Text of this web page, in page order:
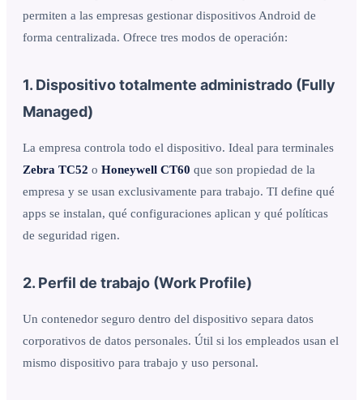
permiten a las empresas gestionar dispositivos Android de
forma centralizada. Ofrece tres modos de operación:
1. Dispositivo totalmente administrado (Fully
Managed)
La empresa controla todo el dispositivo. Ideal para terminales
Zebra TC52 o Honeywell CT60 que son propiedad de la
empresa y se usan exclusivamente para trabajo. TI define qué
apps se instalan, qué configuraciones aplican y qué políticas
de seguridad rigen.
2. Perfil de trabajo (Work Profile)
Un contenedor seguro dentro del dispositivo separa datos
corporativos de datos personales. Útil si los empleados usan el
mismo dispositivo para trabajo y uso personal.